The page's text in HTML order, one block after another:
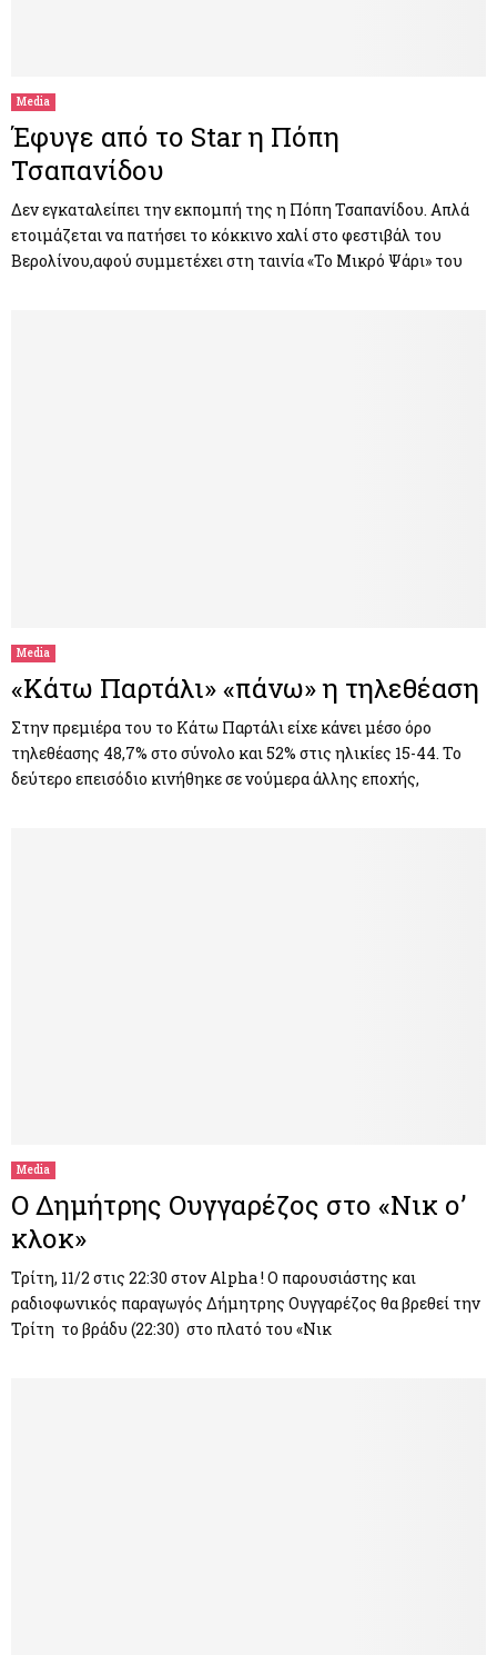
Media
Έφυγε από το Star η Πόπη
Τσαπανίδου
Δεν εγκαταλείπει την εκπομπή της η Πόπη Τσαπανίδου. Απλά
ετοιμάζεται να πατήσει το κόκκινο χαλί στο φεστιβάλ του
Βερολίνου,αφού συμμετέχει στη ταινία «Το Μικρό Ψάρι» του
Media
«Κάτω Παρτάλι» «πάνω» η τηλεθέαση
Στην πρεμιέρα του το Κάτω Παρτάλι είχε κάνει μέσο όρο
τηλεθέασης 48,7% στο σύνολο και 52% στις ηλικίες 15-44. Το
δεύτερο επεισόδιο κινήθηκε σε νούμερα άλλης εποχής,
Media
O Δημήτρης Ουγγαρέζος στο «Νικ ο’
κλοκ»
Τρίτη, 11/2 στις 22:30 στον Alpha ! Ο παρουσιάστης και
ραδιοφωνικός παραγωγός Δήμητρης Ουγγαρέζος θα βρεθεί την
Τρίτη το βράδυ (22:30) στο πλατό του «Νικ